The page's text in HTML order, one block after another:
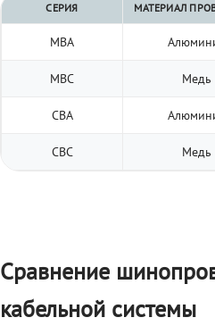
СЕРИЯ МАТЕРИАЛ
МВА
МВС Медь
СВА
СВС Медь
Сравнение
кабельной системы